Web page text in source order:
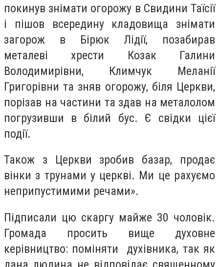
покинув знімати огорожу в Свидини Таїсії
і пішов всередину кладовища знімати
загорож в Бірюк Лідії, позабирав
металеві хрести Козак Галини
Володимирівни, Климчук Меланії
Григорівни та зняв огорожу, біля Церкви,
порізав на частини та здав на металолом
погрузивши в білий бус. Є свідки цієї
події.
Також з Церкви зробив базар, продає
вінки з трунами у церкві. Ми це рахуємо
неприпустимими речами».
Підписали цю скаргу майже 30 чоловік.
Громада просить вище духовне
керівництво: поміняти духівника, так як